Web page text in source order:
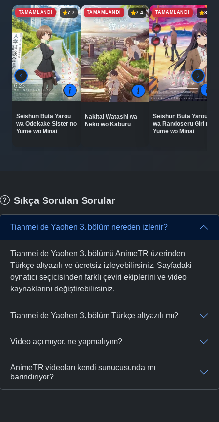
TAMAMLANDI 7.7
Seishun Buta Yarou
wa Odekake Sister no
Yume wo Minai
TAMAMLANDI 7.4
Nakitai Watashi wa
Neko wo Kaburu
TAMAMLANDI 8.3
Seishun Buta Yarou
wa Randoseru Girl no
Yume wo Minai
Sıkça Sorulan Sorular
Tianmei de Yaohen 3. bölüm nereden izlenir?
Tianmei de Yaohen 3. bölümü AnimeTR üzerinden
Türkçe altyazılı ve ücretsiz izleyebilirsiniz. Sayfadaki
oynatıcı seçicisinden farklı çeviri ekiplerini ve video
kaynaklarını değiştirebilirsiniz.
Tianmei de Yaohen 3. bölüm Türkçe altyazılı mı?
Video açılmıyor, ne yapmalıyım?
AnimeTR videoları kendi sunucusunda mı
barındırıyor?